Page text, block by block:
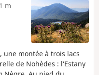
m
une montée à trois lacs
de Nohèdes : l'Estany